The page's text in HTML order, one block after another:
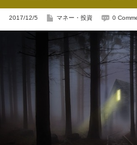
2017/12/5 マネー・投資 0